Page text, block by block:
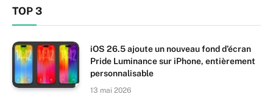
TOP 3
iOS 26.5 ajoute un nouveau fond d’écran
Pride Luminance sur iPhone, entièrement
personnalisable
13 mai 2026